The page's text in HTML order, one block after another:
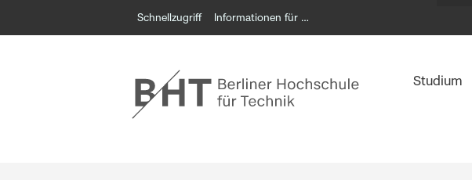
Schnellzugriff Informationen für …
Studium